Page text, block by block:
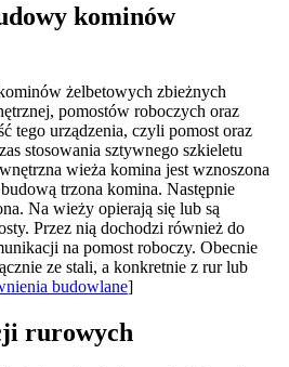
kominów
żelbetowych zbieżnych
pomostów roboczych oraz
tego urządzenia, czyli pomost oraz
stosowania sztywnego szkieletu
wieża komina jest wznoszona
trzona komina. Następnie
Na wieży opierają się lub są
Przez nią dochodzi również do
na pomost roboczy. Obecnie
ze stali, a konkretnie z rur lub
budowlane]
rurowych